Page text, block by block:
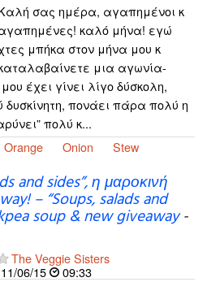
σας ημέρα, αγαπημένοι κ
καλό μήνα! εγώ
μπήκα στον μήνα μου κ
μια αγωνία-
έχει γίνει λίγο δύσκολη,
πονάει πάρα πολύ η
πολύ κ...
Orange Onion Stew
and sides”, η μαροκινή
– “Soups, salads and
soup & new giveaway-
The Veggie Sisters
11/06/15
09:33